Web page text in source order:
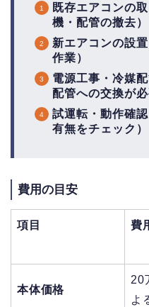
既存エアコンの
機・配管の撤去）
新エアコンの設
作業）
電源工事・冷媒
配管への交換が必
試運転・動作確
有無をチェック）
費用の目安
項目 費
本体価格
20
よ